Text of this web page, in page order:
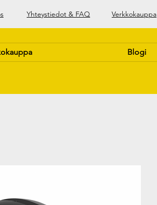
Yhteystiedot & FAQ Verkkokauppa
Blogi